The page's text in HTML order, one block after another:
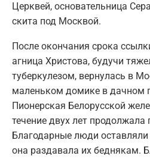
Церквей, основательница
скита под Москвой.
После окончания срока
агница Христова, будучи
туберкулезом, вернулась в
маленьком домике в дачном
Пионерская Белорусской
течение двух лет
Благодарные люди
она раздавала их беднякам.